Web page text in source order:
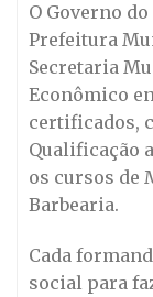
O Governo
Prefeitura
Secretaria
Econômico
certificados,
Qualificação
os cursos de
Barbearia.
Cada
social para